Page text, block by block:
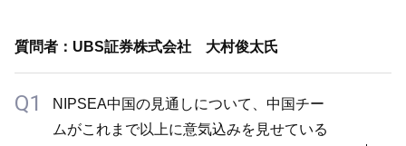
す。
インドネシアでは、市場シェアが2025年の19%から
2026年に20%に拡大しています。一時的にマージン
を重視する局面はあるものの、中期的には売上成長、
て異なります。インドネシアやBetek Boyaではしっ
一方、NIPSEA中国では、プロモーションやディスカ
ウントなどが効果を発揮しない場合、効果の乏しい無
質問者：UBS証券株式会社 大村俊太氏
Q1
NIPSEA中国の見通しについて、中国チー
ムがこれまで以上に意気込みを見せている